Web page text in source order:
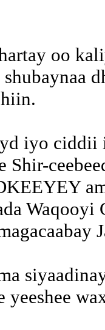
oo
iyo ciddii
Shir-
Waqooyi
yeeshee